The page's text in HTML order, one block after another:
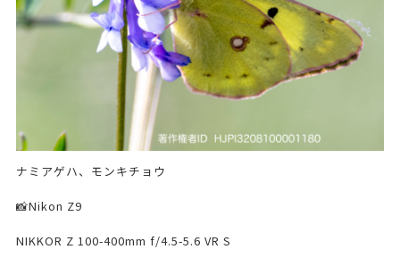
ナミアゲハ、モンキチョウ
📸Nikon Z9
NIKKOR Z 100-400mm f/4.5-5.6 VR S